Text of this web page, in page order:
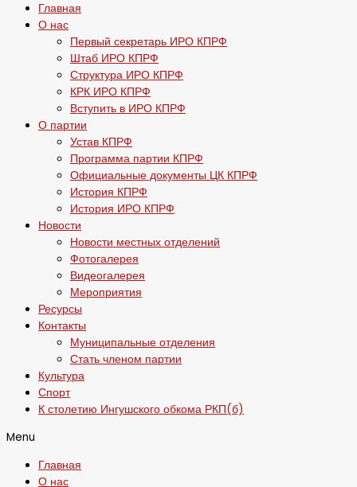
Главная
О нас
Первый секретарь ИРО КПРФ
Штаб ИРО КПРФ
Структура ИРО КПРФ
КРК ИРО КПРФ
Вступить в ИРО КПРФ
О партии
Устав КПРФ
Программа партии КПРФ
Официальные документы ЦК КПРФ
История КПРФ
История ИРО КПРФ
Новости
Новости местных отделений
Фотогалерея
Видеогалерея
Мероприятия
Ресурсы
Контакты
Муниципальные отделения
Стать членом партии
Культура
Спорт
К столетию Ингушского обкома РКП(б)
Menu
Главная
О нас